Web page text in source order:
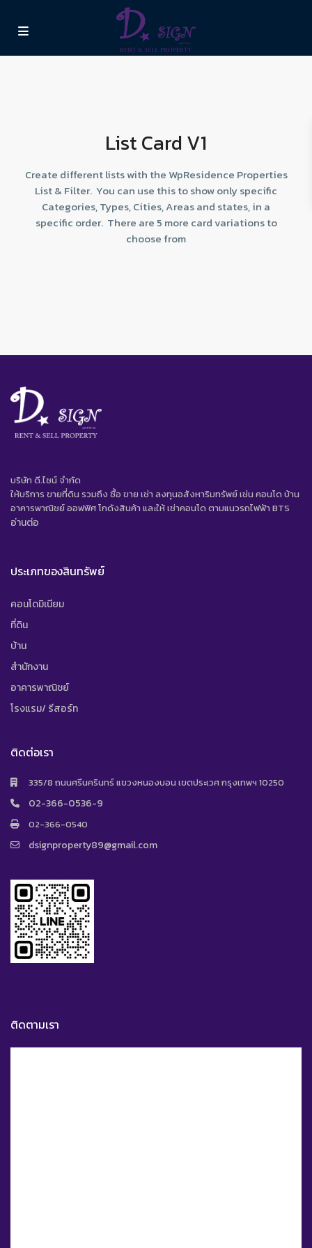
List Card V1
Create different lists with the WpResidence Properties
List & Filter. You can use this to show only specific
Categories, Types, Cities, Areas and states, in a
specific order. There are 5 more card variations to
choose from
บริษัท ดี.ไซน์ จํากัด
ให้บริการ ขายที่ดิน รวมถึง ซื้อ ขาย เช่า ลงทุนอสังหาริมทรัพย์ เช่น คอนโด บ้าน
อาคารพาณิชย์ ออฟฟิศ โกดังสินค้า และให้ เช่าคอนโด ตามแนวรถไฟฟ้า BTS
อ่านต่อ
ประเภทของสินทรัพย์
คอนโดมิเนียม
ที่ดิน
บ้าน
สำนักงาน
อาคารพาณิชย์
โรงแรม/ รีสอร์ท
ติดต่อเรา
335/8 ถนนศรีนครินทร์ แขวงหนองบอน เขตประเวศ กรุงเทพฯ 10250
02-366-0536-9
02-366-0540
dsignproperty89@gmail.com
ติดตามเรา